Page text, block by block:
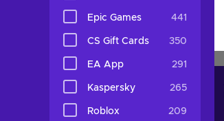
Epic Games 441
CS Gift Cards 350
EA App 291
Kaspersky 265
Roblox 209